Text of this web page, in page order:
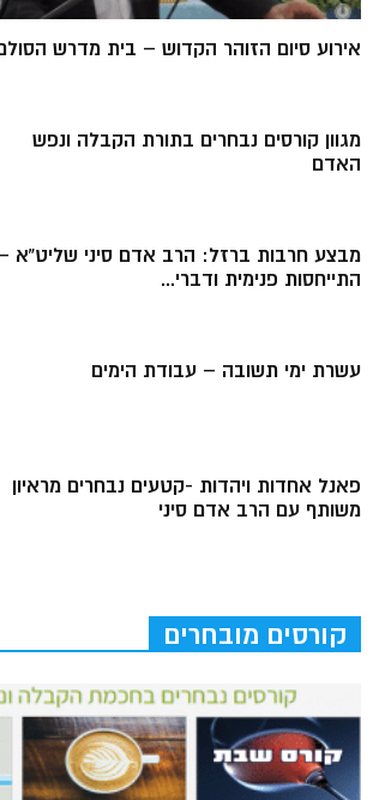
אירוע סיום הזוהר הקדוש – בית מדרש
מגוון קורסים נבחרים בתורת הקבלה ונפש
האדם
מבצע חרבות ברזל: הרב אדם סיני שליט”א
התייחסות פנימית ודברי...
עשרת ימי תשובה – עבודת הימים
פאנל אחדות ויהדות -קטעים נבחרים מראיון
משותף עם הרב אדם סיני
קורסים מובחרים